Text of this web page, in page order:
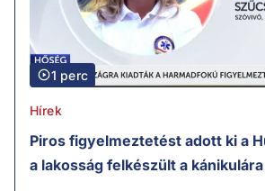
1 perc
Hírek
Piros figyelmeztetést adott ki a
a lakosság felkészült a kánikulára